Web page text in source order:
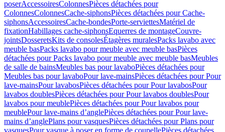
poserAccessoiresColonnesPièces détachées pour
ColonnesColonnesCache-siphonsPièces détachées pour Cache-
siphonsAccessoiresCache-bondesPorte-serviettesMatériel de
fixationHabillages cache-siphonsEquerres de montageCouvre-
jointsDosseretsKits de consolesÉtagères muralesPacks lavabo avec
meuble basPacks lavabo pour meuble avec meuble basPièces
détachées pour Packs lavabo pour meuble avec meuble basMeubles
de salle de bainsMeubles bas pour lavaboPièces détachées pour
Meubles bas pour lavaboPour lave-mainsPièces détachées pour Pour
lave-mainsPour lavabosPièces détachées pour Pour lavabosPour
lavabos doublesPièces détachées pour Pour lavabos doublesPour
lavabos pour meublePièces détachées pour Pour lavabos pour
meublePour lave-mains d’anglePièces détachées pour Pour lave-
mains d’anglePlans pour vasquesPièces détachées pour Plans pour
vasquesPour vasque à poser en forme de coupellePièces détachées